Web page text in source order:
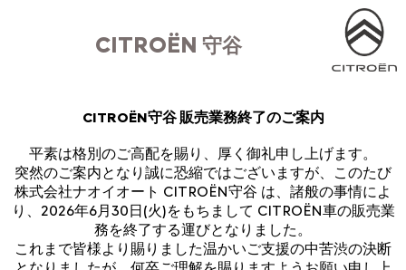
CITROËN 守谷
CITROËN守谷 販売業務終了のご案内
平素は格別のご高配を賜り、厚く御礼申し上げます。
突然のご案内となり誠に恐縮ではございますが、このたび
株式会社ナオイオート CITROËN守谷 は、諸般の事情によ
り、2026年6月30日(火)をもちまして CITROËN車の販売業
務を終了する運びとなりました。
これまで皆様より賜りました温かいご支援の中苦渋の決断